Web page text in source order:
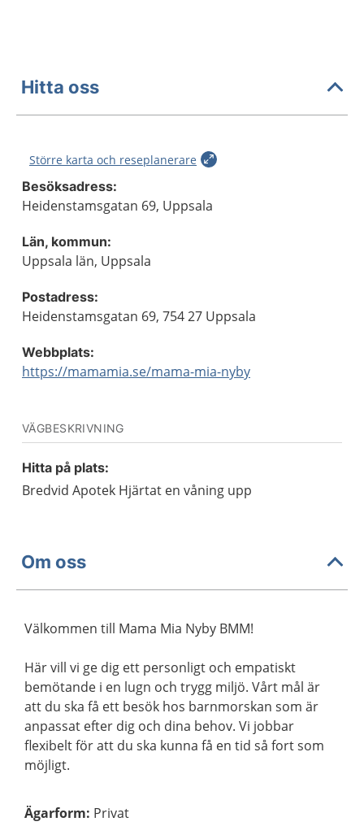
Hitta oss
Större karta och reseplanerare
Besöksadress:
Heidenstamsgatan 69, Uppsala
Län, kommun:
Uppsala län, Uppsala
Postadress:
Heidenstamsgatan 69, 754 27 Uppsala
Webbplats:
https://mamamia.se/mama-mia-nyby
VÄGBESKRIVNING
Hitta på plats:
Bredvid Apotek Hjärtat en våning upp
Om oss
Välkommen till Mama Mia Nyby BMM!
Här vill vi ge dig ett personligt och empatiskt
bemötande i en lugn och trygg miljö. Vårt mål är
att du ska få ett besök hos barnmorskan som är
anpassat efter dig och dina behov. Vi jobbar
flexibelt för att du ska kunna få en tid så fort som
möjligt.
Ägarform: Privat